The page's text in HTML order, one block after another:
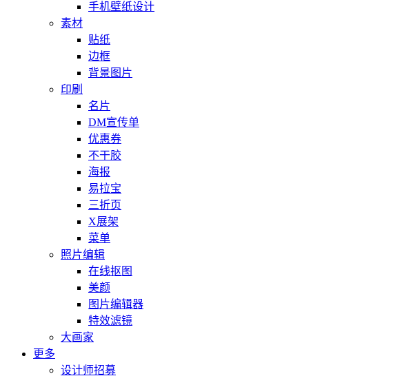
手机壁纸设计
素材
贴纸
边框
背景图片
印刷
名片
DM宣传单
优惠券
不干胶
海报
易拉宝
三折页
X展架
菜单
照片编辑
在线抠图
美颜
图片编辑器
特效滤镜
大画家
更多
设计师招募